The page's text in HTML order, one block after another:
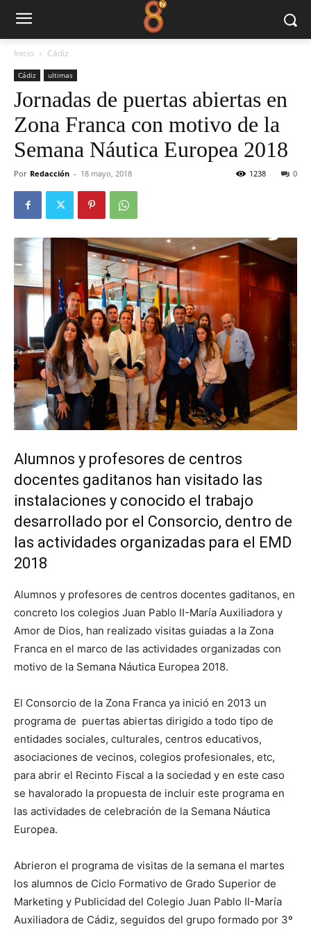
Inicio Cádiz
Cádiz ultimas
Jornadas de puertas abiertas en
Zona Franca con motivo de la
Semana Náutica Europea 2018
Por Redacción - 18 mayo, 2018 0
1238
Alumnos y profesores de centros
docentes gaditanos han visitado las
instalaciones y conocido el trabajo
desarrollado por el Consorcio, dentro de
las actividades organizadas para el EMD
2018
Alumnos y profesores de centros docentes gaditanos, en
concreto los colegios Juan Pablo II-María Auxiliadora y
Amor de Dios, han realizado visitas guiadas a la Zona
Franca en el marco de las actividades organizadas con
motivo de la Semana Náutica Europea 2018.
El Consorcio de la Zona Franca ya inició en 2013 un
programa de puertas abiertas dirigido a todo tipo de
entidades sociales, culturales, centros educativos,
asociaciones de vecinos, colegios profesionales, etc,
para abrir el Recinto Fiscal a la sociedad y en este caso
se havalorado la propuesta de incluir este programa en
las actividades de celebración de la Semana Náutica
Europea.
Abrieron el programa de visitas de la semana el martes
los alumnos de Ciclo Formativo de Grado Superior de
Marketing y Publicidad del Colegio Juan Pablo II-María
Auxiliadora de Cádiz, seguidos del grupo formado por 3º